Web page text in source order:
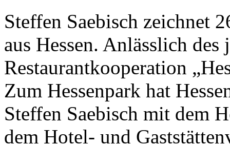
Steffen Saebisch zeichnet
aus Hessen. Anlässlich
Restaurantkooperation
Zum Hessenpark hat
Steffen Saebisch mit dem
dem Hotel- und